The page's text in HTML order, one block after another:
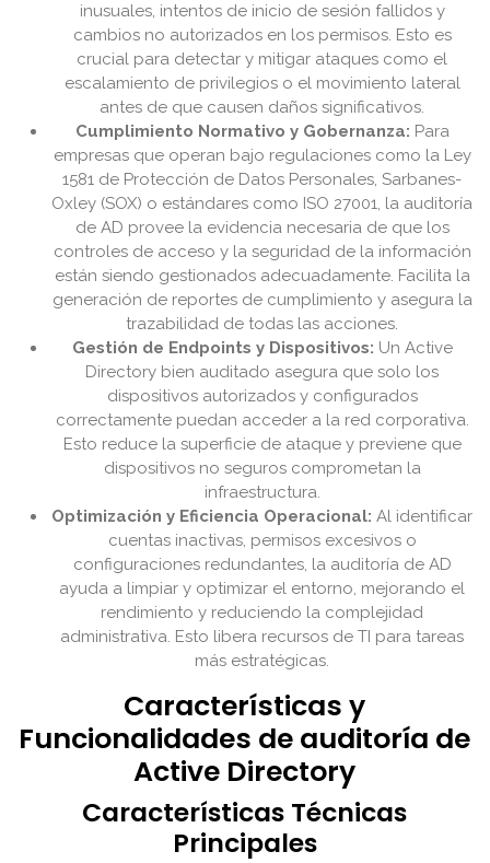
inusuales, intentos de inicio de sesión fallidos y
cambios no autorizados en los permisos. Esto es
crucial para detectar y mitigar ataques como el
escalamiento de privilegios o el movimiento lateral
antes de que causen daños significativos.
Cumplimiento Normativo y Gobernanza: Para
empresas que operan bajo regulaciones como la Ley
1581 de Protección de Datos Personales, Sarbanes-
Oxley (SOX) o estándares como ISO 27001, la auditoría
de AD provee la evidencia necesaria de que los
controles de acceso y la seguridad de la información
están siendo gestionados adecuadamente. Facilita la
generación de reportes de cumplimiento y asegura la
trazabilidad de todas las acciones.
Gestión de Endpoints y Dispositivos: Un Active
Directory bien auditado asegura que solo los
dispositivos autorizados y configurados
correctamente puedan acceder a la red corporativa.
Esto reduce la superficie de ataque y previene que
dispositivos no seguros comprometan la
infraestructura.
Optimización y Eficiencia Operacional: Al identificar
cuentas inactivas, permisos excesivos o
configuraciones redundantes, la auditoría de AD
ayuda a limpiar y optimizar el entorno, mejorando el
rendimiento y reduciendo la complejidad
administrativa. Esto libera recursos de TI para tareas
más estratégicas.
Características y
Funcionalidades de auditoría de
Active Directory
Características Técnicas
Principales